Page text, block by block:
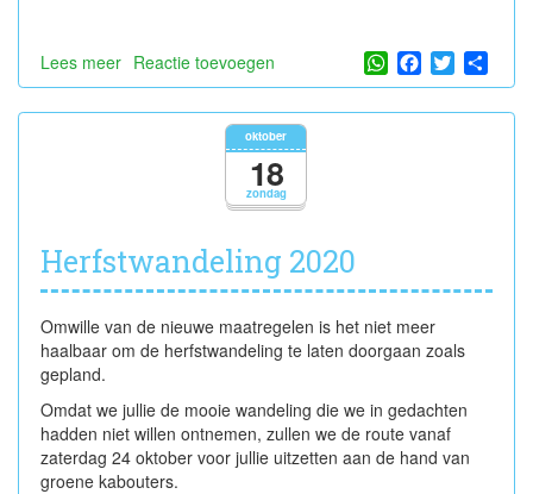
Lees meer over
Chocoladeverkoop
Reactie toevoegen WhatsApp
Facebook
Twitter
zondag
oktober
18
Herfstwandeling 2020
Omwille van de nieuwe maatregelen is het niet meer
haalbaar om de herfstwandeling te laten doorgaan zoals
gepland.
Omdat we jullie de mooie wandeling die we in gedachten
hadden niet willen ontnemen, zullen we de route vanaf
zaterdag 24 oktober voor jullie uitzetten aan de hand van
groene kabouters.